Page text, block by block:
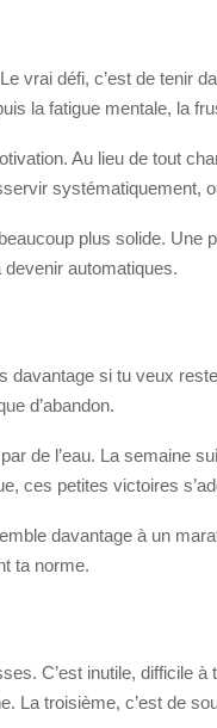
vrai défi, c’est de
la fatigue mentale, la
Au lieu de tout
systématiquement,
plus solide.
devenir automatiques.
si tu veux
d’abandon.
de l’eau. La semaine
ces petites victoires
davantage à un
ta norme.
C’est inutile, difficile
La troisième, c’est de